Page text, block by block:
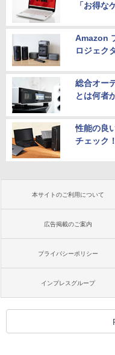
「お得な
Amazon
ロジェク
総合オー
とは何者
性能の良
チェック！
本サイトのご利用について
広告掲載のご案内
プライバシーポリシー
インプレスグループ